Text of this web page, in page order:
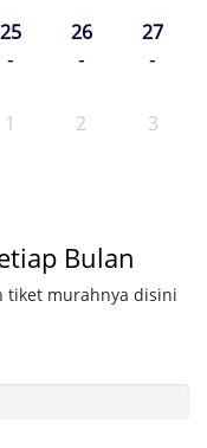
25
-
26
-
27
-
1 2 3
Bulan
tiket murahnya disini